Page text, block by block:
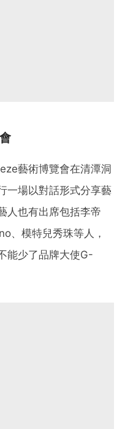
藝術博覽會在清潭洞
一場以對話形式分享藝
人也有出席包括李帝
、模特兒秀珠等人，
能少了品牌大使G-